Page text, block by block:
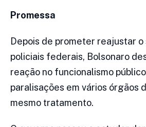
Promessa
Depois de prometer reajustar o
policiais federais, Bolsonaro
reação no funcionalismo
paralisações em vários órgãos
mesmo tratamento.